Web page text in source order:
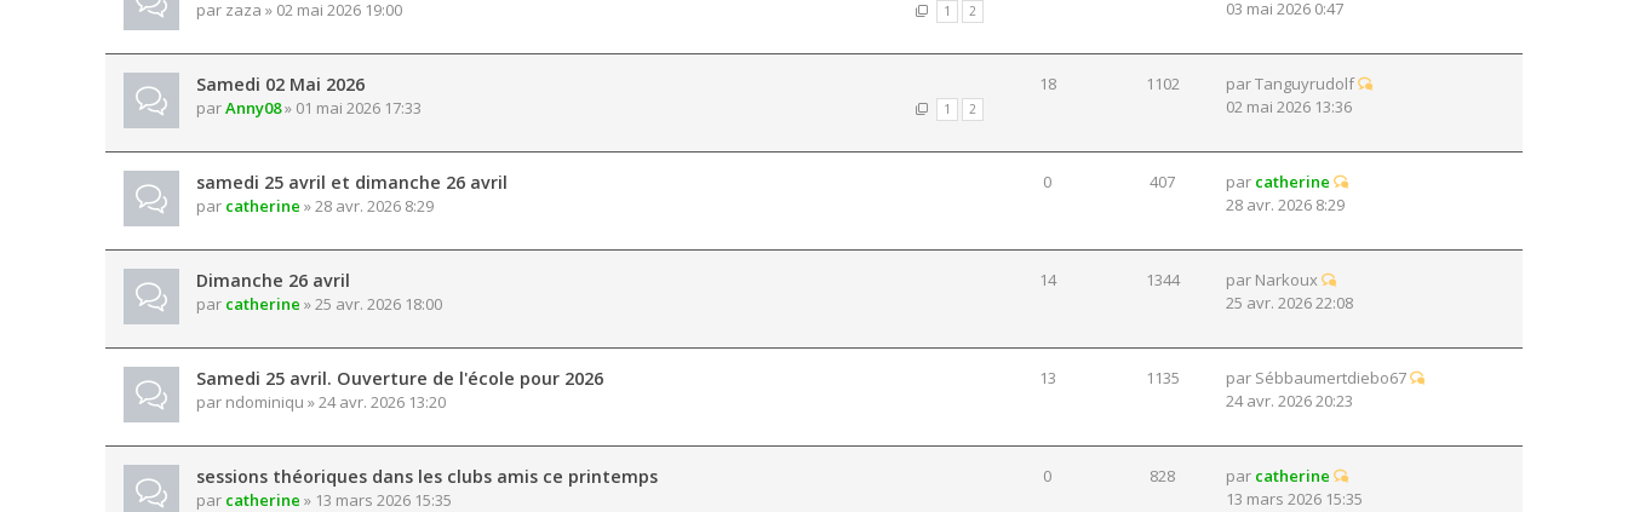
1 2
par zaza » 02 mai 2026 19:00
03 mai 2026 0:47
Samedi 02 Mai 2026
1 2
parAnny08» 01 mai 2026 17:33
18 1102 parTanguyrudolf
02 mai 2026 13:36
samedi 25 avril et dimanche 26 avril
par catherine » 28 avr. 2026 8:29
0 407 par catherine
28 avr. 2026 8:29
Dimanche 26 avril
par catherine » 25 avr. 2026 18:00
14 1344 par Narkoux
25 avr. 2026 22:08
Samedi 25 avril. Ouverture de l'école pour 2026
par ndominiqu » 24 avr. 2026 13:20
13 1135 par Sébbaumertdiebo67
24 avr. 2026 20:23
sessions théoriques dans les clubs amis ce printemps
par catherine » 13 mars 2026 15:35
0 828 par catherine
13 mars 2026 15:35